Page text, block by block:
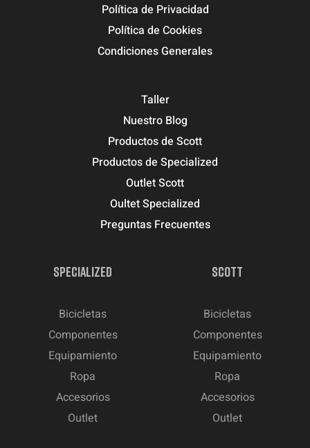
Política de Privacidad
Política de Cookies
Condiciones Generales
Taller
Nuestro Blog
Productos de Scott
Productos de Specialized
Outlet Scott
Oultet Specialized
Preguntas Frecuentes
SPECIALIZED
Bicicletas
Componentes
Equipamiento
Ropa
Accesorios
Outlet
SCOTT
Bicicletas
Componentes
Equipamiento
Ropa
Accesorios
Outlet